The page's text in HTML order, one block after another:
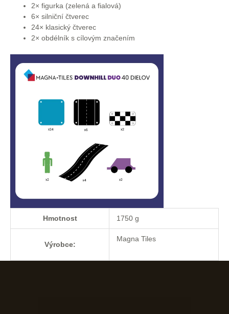
2× figurka (zelená a fialová)
6× silniční čtverec
24× klasický čtverec
2× obdélník s cílovým značením
Hmotnost 1750 g
Výrobce:
Magna Tiles